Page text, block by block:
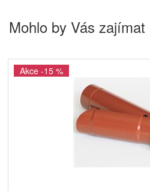
Mohlo by Vás zajímat
Akce -15 %